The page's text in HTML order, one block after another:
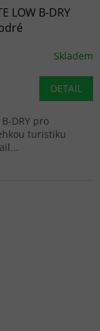
LOW B-DRY
Skladem
DETAIL
DRY pro
turistiku